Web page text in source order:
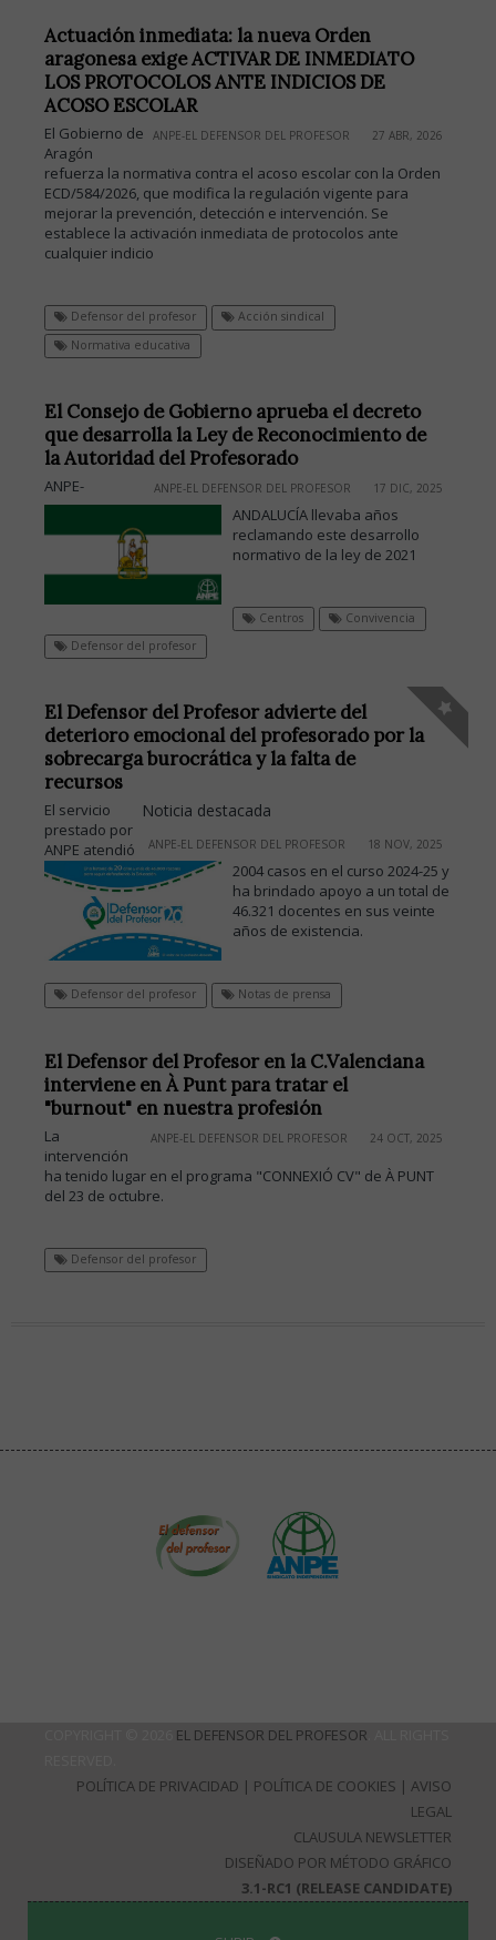
Actuación inmediata: la nueva Orden
aragonesa exige ACTIVAR DE INMEDIATO
LOS PROTOCOLOS ANTE INDICIOS DE
ACOSO ESCOLAR
ANPE-EL DEFENSOR DEL PROFESOR 27 ABR, 2026
El Gobierno de
Aragón
refuerza la normativa contra el acoso escolar con la Orden
ECD/584/2026, que modifica la regulación vigente para
mejorar la prevención, detección e intervención. Se
establece la activación inmediata de protocolos ante
cualquier indicio
Defensor del profesor
Acción sindical
Normativa educativa
El Consejo de Gobierno aprueba el decreto
que desarrolla la Ley de Reconocimiento de
la Autoridad del Profesorado
ANPE-EL DEFENSOR DEL PROFESOR 17 DIC, 2025
ANPE-
ANDALUCÍA llevaba años
reclamando este desarrollo
normativo de la ley de 2021
Centros
Convivencia
Defensor del profesor
El Defensor del Profesor advierte del
deterioro emocional del profesorado por la
sobrecarga burocrática y la falta de
recursos
Noticia destacada
ANPE-EL DEFENSOR DEL PROFESOR 18 NOV, 2025
El servicio
prestado por
ANPE atendió
2004 casos en el curso 2024-25 y
ha brindado apoyo a un total de
46.321 docentes en sus veinte
años de existencia.
Defensor del profesor Notas de prensa
El Defensor del Profesor en la C.Valenciana
interviene en À Punt para tratar el
"burnout" en nuestra profesión
ANPE-EL DEFENSOR DEL PROFESOR 24 OCT, 2025
La
intervención
ha tenido lugar en el programa "CONNEXIÓ CV" de À PUNT
del 23 de octubre.
Defensor del profesor
EL DEFENSOR DEL PROFESOR
POLÍTICA DE PRIVACIDAD | POLÍTICA DE COOKIES | AVISO
LEGAL
CLAUSULA NEWSLETTER
DISEÑADO POR MÉTODO GRÁFICO
3.1-RC1 (RELEASE CANDIDATE)